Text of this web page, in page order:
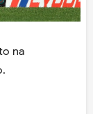
na